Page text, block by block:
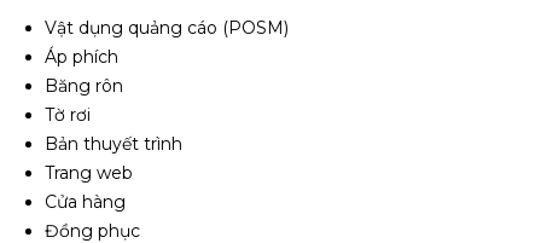
Vật dụng quảng cáo (POSM)
Áp phích
Băng rôn
Tờ rơi
Bản thuyết trình
Trang web
Cửa hàng
Đồng phục